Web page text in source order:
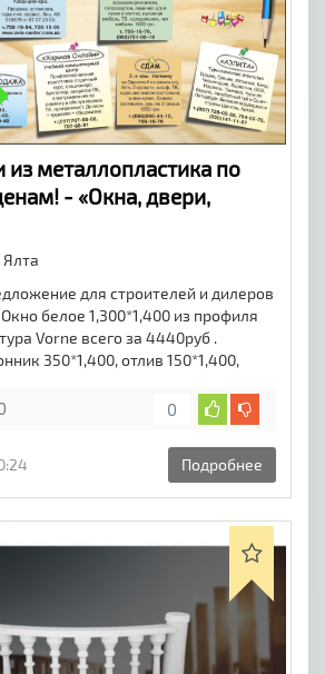
из металлопластика по
- «Окна, двери,
Ялта
для строителей и дилеров
белое 1,300*1,400 из профиля
Vorne всего за 4440руб .
350*1,400, отлив 150*1,400,
0
Подробнее